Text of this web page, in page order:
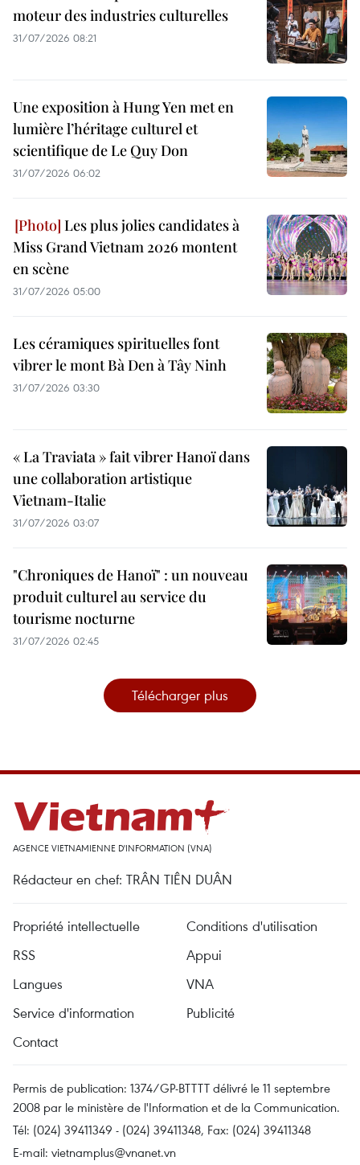
moteur des industries culturelles
31/07/2026 08:21
Une exposition à Hung Yen met en
lumière l’héritage culturel et
scientifique de Le Quy Don
31/07/2026 06:02
Les plus jolies candidates à
Miss Grand Vietnam 2026 montent
en scène
31/07/2026 05:00
Les céramiques spirituelles font
vibrer le mont Bà Den à Tây Ninh
31/07/2026 03:30
« La Traviata » fait vibrer Hanoï dans
une collaboration artistique
Vietnam-Italie
31/07/2026 03:07
"Chroniques de Hanoï" : un nouveau
produit culturel au service du
tourisme nocturne
31/07/2026 02:45
Télécharger plus
AGENCE VIETNAMIENNE D'INFORMATION (VNA)
Rédacteur en chef: TRÂN TIÊN DUÂN
Propriété intellectuelle
Conditions d'utilisation
RSS
Appui
Langues
VNA
Service d'information
Publicité
Contact
Permis de publication: 1374/GP-BTTTT délivré le 11 septembre
2008 par le ministère de l'Information et de la Communication.
Tél: (024) 39411349 - (024) 39411348, Fax: (024) 39411348
E-mail: vietnamplus@vnanet.vn